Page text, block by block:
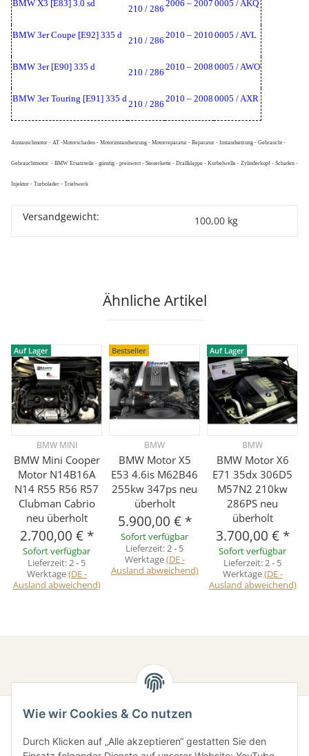
BMW X3 [E83] 3.0 sd
210 / 286
2006 – 2007 0005 / AKQ
BMW 3er Coupe [E92] 335 d
210 / 286
2010 – 2010 0005 / AVL
BMW 3er [E90] 335 d
210 / 286
2010 – 2008 0005 / AWO
BMW 3er Touring [E91] 335 d
210 / 286
2010 – 2008 0005 / AXR
Austauschmotor - AT -Motorschaden - Motorinstandsetzung - Motorreparatur - Reparatur - Instandsetzung - Gebraucht -
Gebrauchtmotor - BMW Ersatzteile - günstig - preiswert - Steuerkette - Drallklappe - Kurbelwelle - Zylinderkopf - Schaden -
Injektor - Turbolader - Triebwerk
Versandgewicht: 100,00 kg
Ähnliche Artikel
Auf Lager
BMW MINI
BMW Mini Cooper
Motor N14B16A
N14 R55 R56 R57
Clubman Cabrio
neu überholt
2.700,00 € *
Sofort verfügbar
Lieferzeit:2 - 5
Werktage(DE -
Ausland abweichend)
Bestseller
BMW
BMW Motor X5
E53 4.6is M62B46
255kw 347ps neu
überholt
5.900,00 € *
Sofort verfügbar
Lieferzeit:2 - 5
Werktage(DE -
Ausland abweichend)
Auf Lager
BMW
BMW Motor X6
E71 35dx 306D5
M57N2 210kw
286PS neu
überholt
3.700,00 € *
Sofort verfügbar
Lieferzeit:2 - 5
Werktage(DE -
Ausland abweichend)
Wie wir Cookies & Co nutzen
Durch Klicken auf „Alle akzeptieren“ gestatten Sie den